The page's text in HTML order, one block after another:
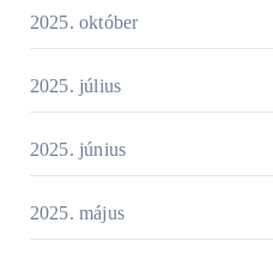
2025. október
2025. július
2025. június
2025. május